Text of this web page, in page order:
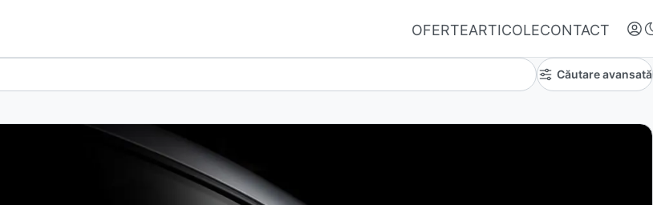
OFERTEARTICOLECONTACT
Căutare avansată